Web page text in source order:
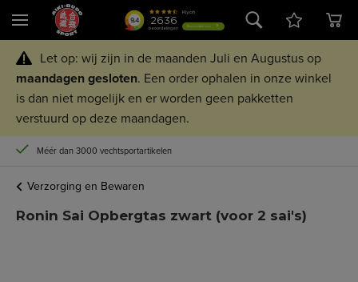
Let op: wij zijn in de maanden Juli en Augustus op
maandagengesloten. Een order ophalen in onze winkel
is dan niet mogelijk en er worden geen pakketten
verstuurd op deze maandagen.
Méér dan 3000 vechtsportartikelen
Verzorging en Bewaren
Ronin Sai Opbergtas zwart (voor 2 sai's)